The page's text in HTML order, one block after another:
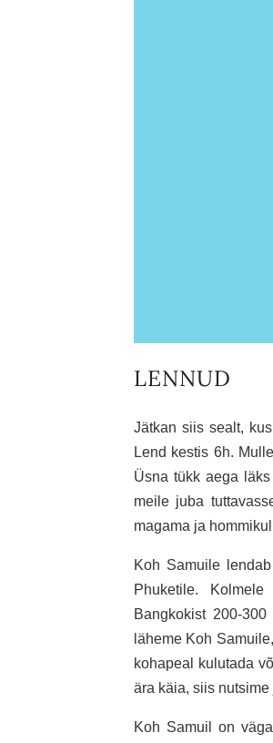
LENNUD
Jätkan siis sealt, kus
Lend kestis 6h.
Üsna tükk aega
meile juba
magama ja
Koh Samuile
Phuketile.
Bangkokist 200-
läheme Koh
kohapeal kulutada
ära käia, siis
Koh Samuil on väga